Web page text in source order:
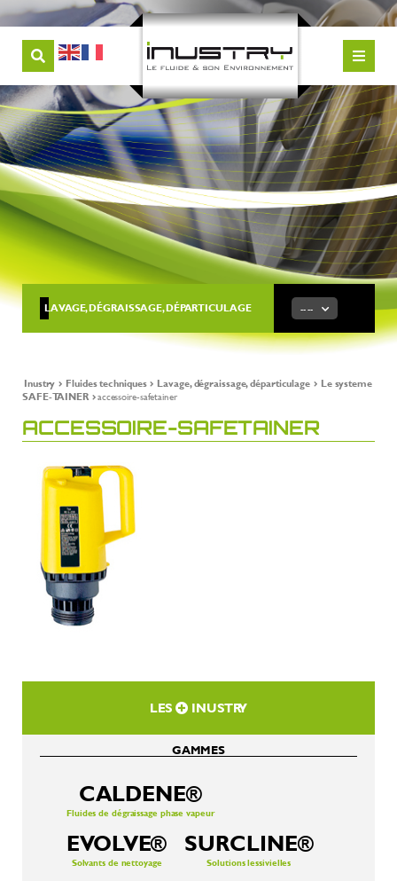
LAVAGE, DÉGRAISSAGE, DÉPARTICULAGE -- --
Inustry Fluides techniques Lavage, dégraissage, départiculage
Le systeme
SAFE-TAINER
accessoire-safetainer
ACCESSOIRE-SAFETAINER
LES INUSTRY
GAMMES
CALDENE®
Fluides de dégraissage phase vapeur
EVOLVE®
Solvants de nettoyage
SURCLINE®
Solutions lessivielles